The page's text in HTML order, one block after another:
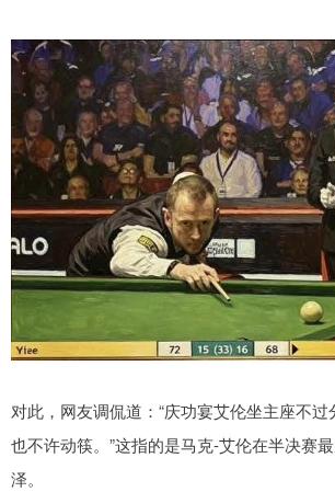
对此，网友调侃道：“庆功宴艾伦坐主座不过
也不许动筷。”这指的是马克-艾伦在半决赛
泽。